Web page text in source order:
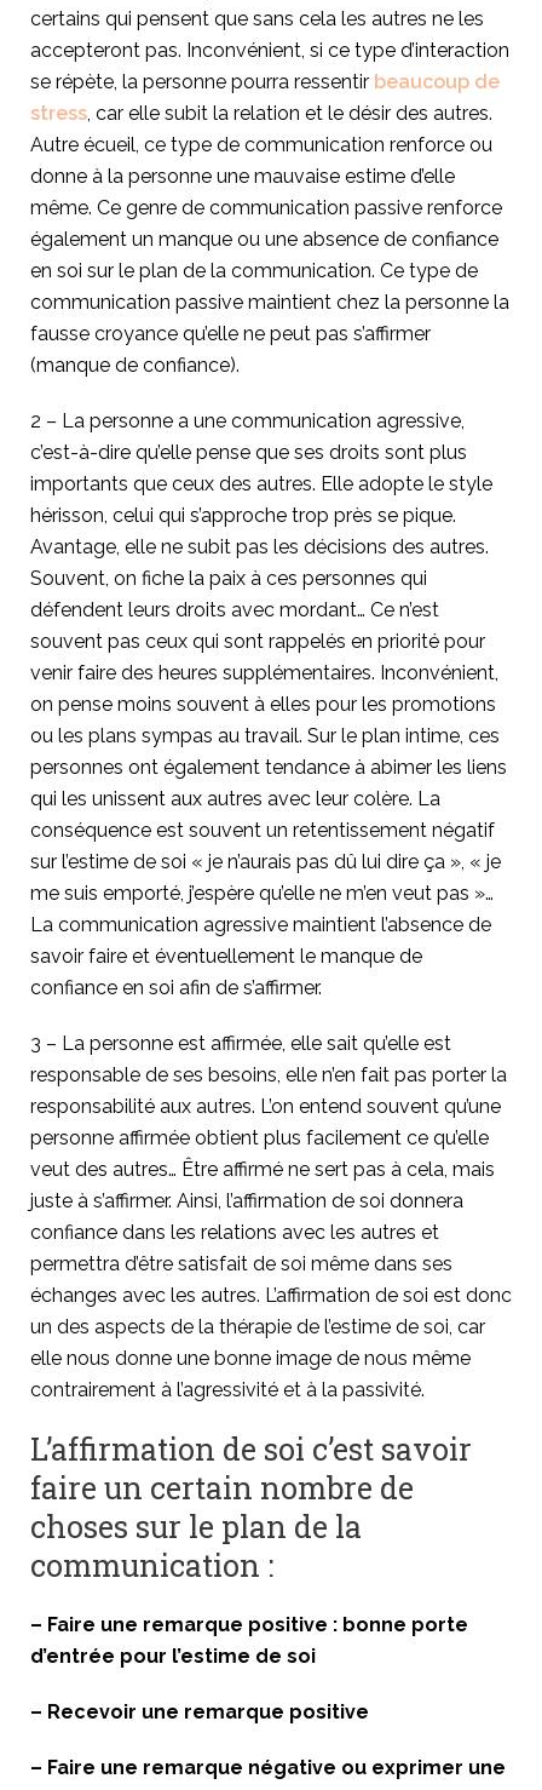
certains qui pensent que sans cela les autres ne les
accepteront pas. Inconvénient, si ce type d’interaction
se répète, la personne pourra ressentir beaucoup de
stress, car elle subit la relation et le désir des autres.
Autre écueil, ce type de communication renforce ou
donne à la personne une mauvaise estime d’elle
même. Ce genre de communication passive renforce
également un manque ou une absence de confiance
en soi sur le plan de la communication. Ce type de
communication passive maintient chez la personne la
fausse croyance qu’elle ne peut pas s’affirmer
(manque de confiance).
2 – La personne a une communication agressive,
c’est-à-dire qu’elle pense que ses droits sont plus
importants que ceux des autres. Elle adopte le style
hérisson, celui qui s’approche trop près se pique.
Avantage, elle ne subit pas les décisions des autres.
Souvent, on fiche la paix à ces personnes qui
défendent leurs droits avec mordant… Ce n’est
souvent pas ceux qui sont rappelés en priorité pour
venir faire des heures supplémentaires. Inconvénient,
on pense moins souvent à elles pour les promotions
ou les plans sympas au travail. Sur le plan intime, ces
personnes ont également tendance à abimer les liens
qui les unissent aux autres avec leur colère. La
conséquence est souvent un retentissement négatif
sur l’estime de soi « je n’aurais pas dû lui dire ça », « je
me suis emporté, j’espère qu’elle ne m’en veut pas »…
La communication agressive maintient l’absence de
savoir faire et éventuellement le manque de
confiance en soi afin de s’affirmer.
3 – La personne est affirmée, elle sait qu’elle est
responsable de ses besoins, elle n’en fait pas porter la
responsabilité aux autres. L’on entend souvent qu’une
personne affirmée obtient plus facilement ce qu’elle
veut des autres… Être affirmé ne sert pas à cela, mais
juste à s’affirmer. Ainsi, l’affirmation de soi donnera
confiance dans les relations avec les autres et
permettra d’être satisfait de soi même dans ses
échanges avec les autres. L’affirmation de soi est donc
un des aspects de la thérapie de l’estime de soi, car
elle nous donne une bonne image de nous même
contrairement à l’agressivité et à la passivité.
L’affirmation de soi c’est savoir
faire un certain nombre de
choses sur le plan de la
communication :
– Faire une remarque positive : bonne porte
d’entrée pour l’estime de soi
– Recevoir une remarque positive
– Faire une remarque négative ou exprimer une